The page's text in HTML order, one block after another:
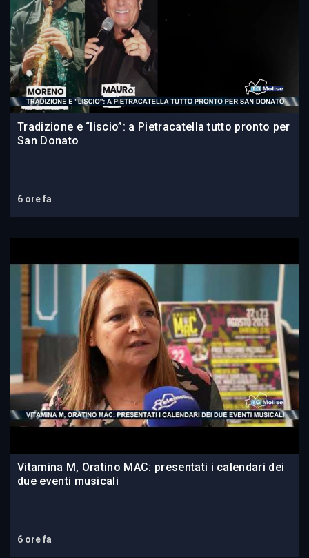
Tradizione e “liscio”: a Pietracatella tutto pronto per
San Donato
6 ore fa
Vitamina M, Oratino MAC: presentati i calendari dei
due eventi musicali
6 ore fa